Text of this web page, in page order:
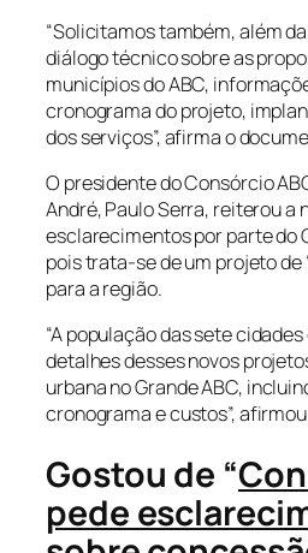
“Solicitamos também, além
diálogo técnico sobre as
municípios do ABC,
cronograma do projeto,
dos serviços”, afirma o
O presidente do Consórcio
André, Paulo Serra, reiterou a
esclarecimentos por parte do
pois trata-se de um projeto
para a região.
“A população das sete
detalhes desses novos
urbana no Grande ABC,
cronograma e custos”,
Gostou de “
pede